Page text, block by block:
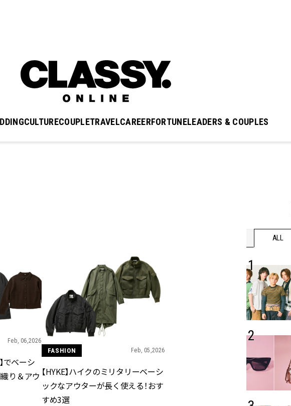
CULTURECOUPLETRAVELCAREERFORTUNELEADERS & COUPLES
Feb, 06,2026
でベーシ
り＆アウ
FASHION Feb, 05,2026
【HYKE】ハイクのミリタリーベーシ
ックなアウターが長く使える！おす
すめ3選
ALL
BEAUTY
【UV下地】酷暑に頼れる！
2,000円台〜3,000円台の名品3選
｜30代美容ライターが正直レビ
ュー | CLASSY.[クラッシィ]
BEAUTY Aug, 6, 2026
【ヘアアクセ6選】手抜きに見え
ない！アラサーのまとめ髪が垢
抜ける「即戦力アクセ」たち |
CLASSY.[クラッシィ]
結婚式に黒ドレスはアリ？お呼
ばれで失敗しないコーデ＆マナ
ーを解説 | CLASSY.[クラッシィ]
エピソードも | CLASSY.[クラッシ
ィ]